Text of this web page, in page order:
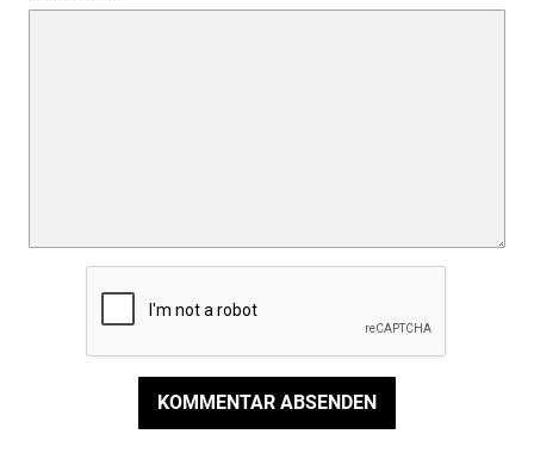
KOMMENTAR ABSENDEN